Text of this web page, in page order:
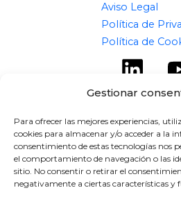
Gestionar
Para ofrecer las mejores experiencias,
cookies para almacenar y/o acceder a la
consentimiento de estas tecnologías nos
el comportamiento de navegación o las
sitio. No consentir o retirar el
negativamente a ciertas características y
Aviso Legal
Política de
Política de
Copyright © 2026
Powered by